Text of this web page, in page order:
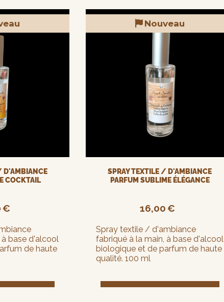
D'AMBIANCE
COCKTAIL
€
base d'alcool
de haute
Nouveau
SPRAY TEXTILE / D'AMBIANCE
PARFUM SUBLIME ÉLÉGANCE
16,00€
Spray textile / d'ambiance
fabriqué à la main, à base d'alcool
biologique et de parfum de haute
qualité. 100 ml